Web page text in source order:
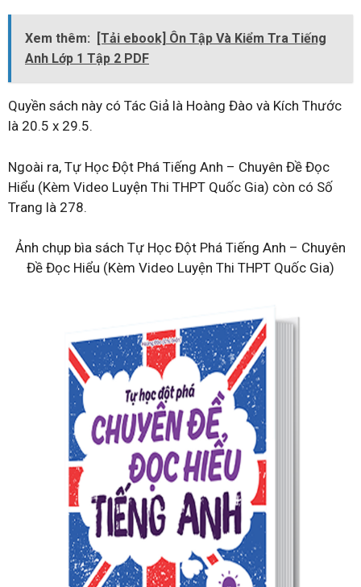
Xem thêm:
[Tải ebook] Ôn Tập Và Kiểm Tra Tiếng
Anh Lớp 1 Tập 2 PDF
Quyền sách này có Tác Giả là Hoàng Đào và Kích Thước
là 20.5 x 29.5.
Ngoài ra, Tự Học Đột Phá Tiếng Anh – Chuyên Đề Đọc
Hiểu (Kèm Video Luyện Thi THPT Quốc Gia) còn có Số
Trang là 278.
Ảnh chụp bìa sách Tự Học Đột Phá Tiếng Anh – Chuyên
Đề Đọc Hiểu (Kèm Video Luyện Thi THPT Quốc Gia)